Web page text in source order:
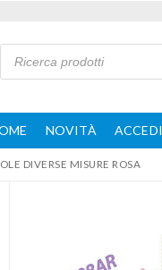
NOVITÀ ACCEDI
DIVERSE MISURE ROSA